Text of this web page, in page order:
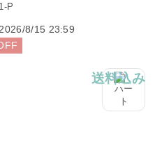
P
8/15 23:59
送料込み